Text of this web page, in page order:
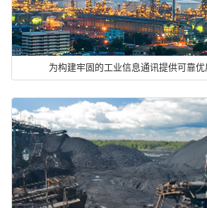
为构建牢固的工业信息通讯提供可靠